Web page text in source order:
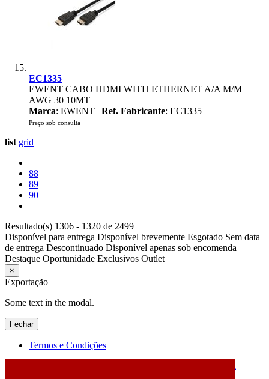
EC1335
EWENT CABO HDMI WITH ETHERNET A/A M/M
AWG 30 10MT
Marca: EWENT | Ref. Fabricante: EC1335
Preço sob consulta
list grid
88
89
90
Resultado(s) 1306 - 1320 de 2499
Disponível para entrega Disponível brevemente Esgotado Sem data
de entrega Descontinuado Disponível apenas sob encomenda
Destaque Oportunidade Exclusivos Outlet
×
Exportação
Some text in the modal.
Fechar
Termos e Condições